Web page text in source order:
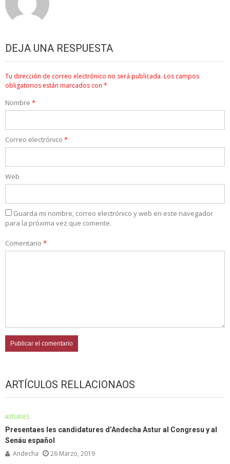
DEJA UNA RESPUESTA
Tu dirección de correo electrónico no será publicada. Los campos
obligatorios están marcados con *
Nombre *
Correo electrónico *
Web
Guarda mi nombre, correo electrónico y web en este navegador
para la próxima vez que comente.
Comentario *
ARTÍCULOS RELLACIONAOS
ASTURIES
Presentaes les candidatures d’Andecha Astur al Congresu y al
Senáu español
Andecha 26 Marzo, 2019